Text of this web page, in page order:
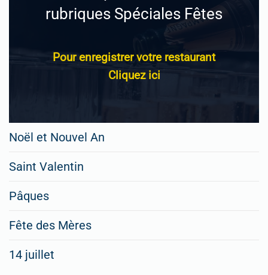
rubriques Spéciales Fêtes
Pour enregistrer votre restaurant
Cliquez ici
Noël et Nouvel An
Saint Valentin
Pâques
Fête des Mères
14 juillet